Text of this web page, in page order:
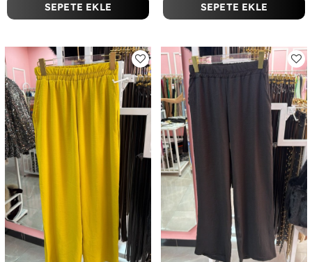
SEPETE EKLE SEPETE EKLE